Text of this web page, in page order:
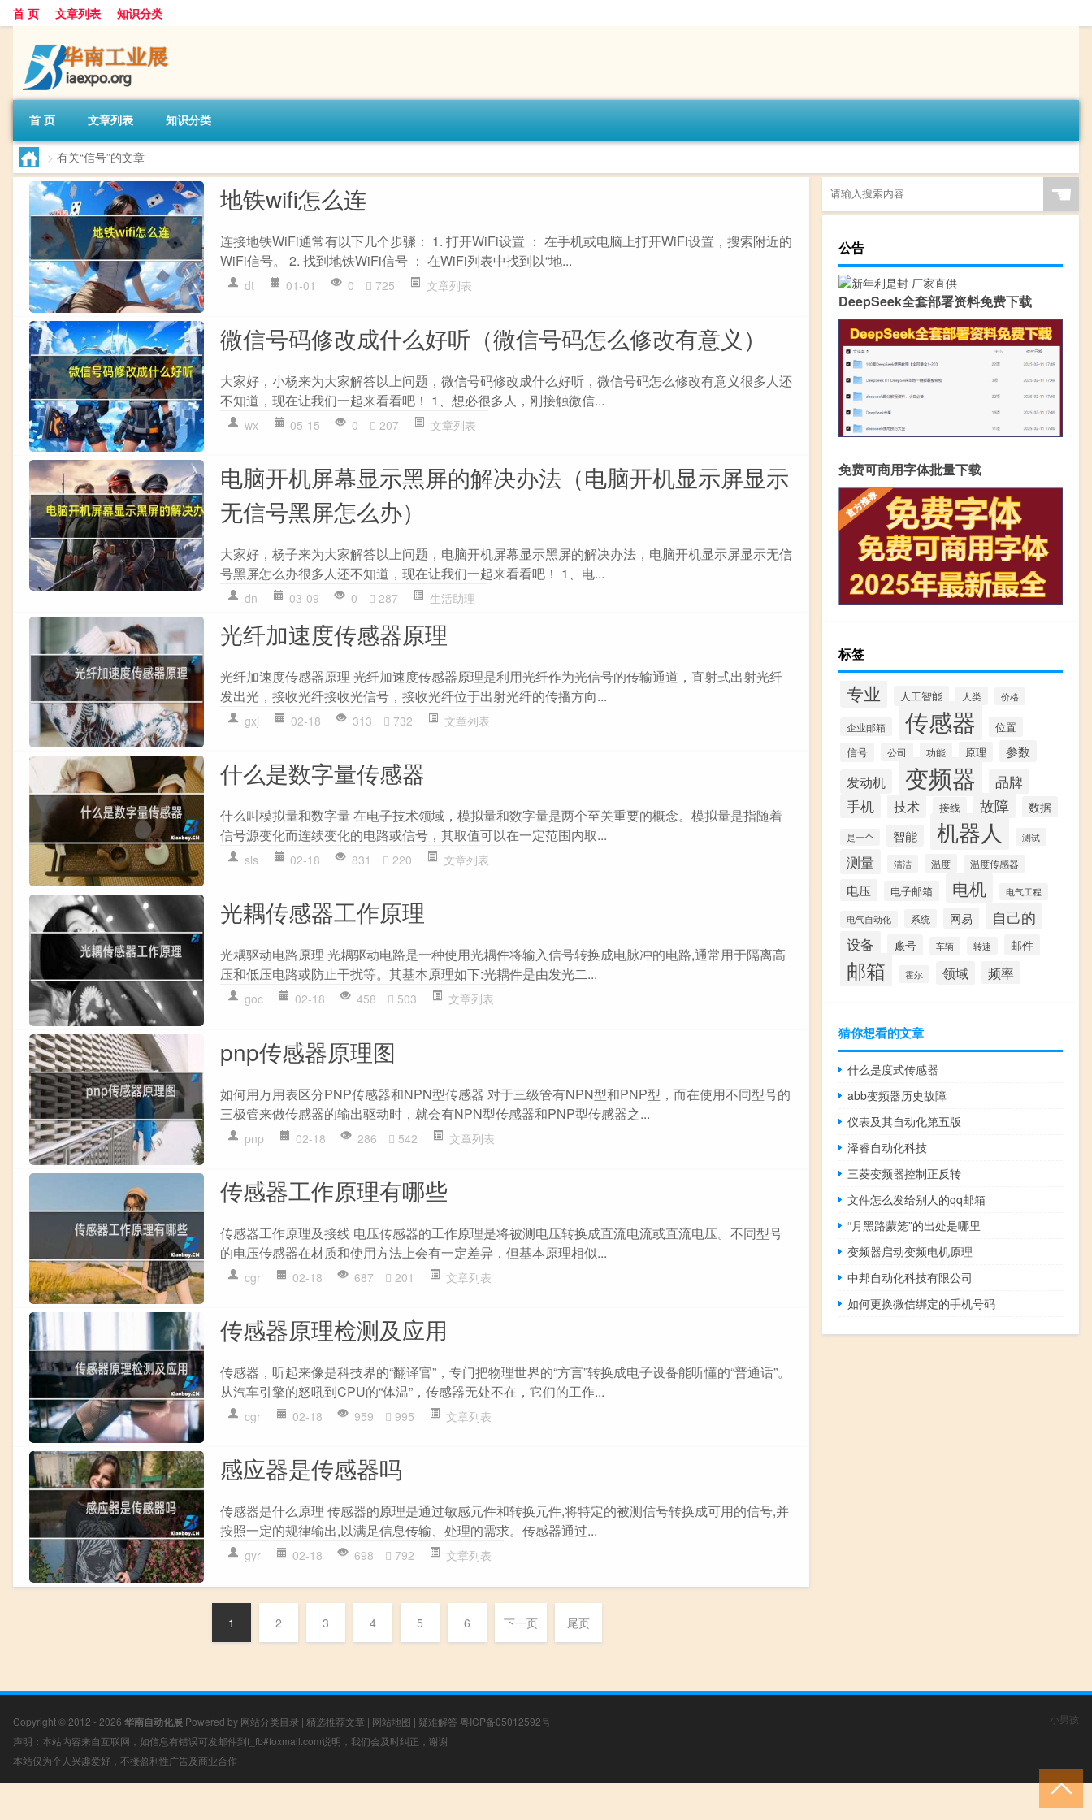
首 页 文章列表 知识分类
首 页 文章列表 知识分类
> 有关“信号”的文章
地铁wifi怎么连
连接地铁WiFi通常有以下几个步骤： 1. 打开WiFi设置 ： 在手机或电脑上打开WiFi设置，搜索附近的
WiFi信号。 2. 找到地铁WiFi信号 ： 在WiFi列表中找到以“地...
dt 01-01 0 725 文章列表
微信号码修改成什么好听（微信号码怎么修改有意义）
大家好，小杨来为大家解答以上问题，微信号码修改成什么好听，微信号码怎么修改有意义很多人还
不知道，现在让我们一起来看看吧！ 1、想必很多人，刚接触微信...
wx 05-15 0 207 文章列表
电脑开机屏幕显示黑屏的解决办法（电脑开机显示屏显示
无信号黑屏怎么办）
大家好，杨子来为大家解答以上问题，电脑开机屏幕显示黑屏的解决办法，电脑开机显示屏显示无信
号黑屏怎么办很多人还不知道，现在让我们一起来看看吧！ 1、电...
dn 03-09 0 287 生活助理
光纤加速度传感器原理
光纤加速度传感器原理 光纤加速度传感器原理是利用光纤作为光信号的传输通道，直射式出射光纤
发出光，接收光纤接收光信号，接收光纤位于出射光纤的传播方向...
gxj 02-18 313 732 文章列表
什么是数字量传感器
什么叫模拟量和数字量 在电子技术领域，模拟量和数字量是两个至关重要的概念。模拟量是指随着
信号源变化而连续变化的电路或信号，其取值可以在一定范围内取...
sls 02-18 831 220 文章列表
光耦传感器工作原理
光耦驱动电路原理 光耦驱动电路是一种使用光耦件将输入信号转换成电脉冲的电路,通常用于隔离高
压和低压电路或防止干扰等。其基本原理如下:光耦件是由发光二...
goc 02-18 458 503 文章列表
pnp传感器原理图
如何用万用表区分PNP传感器和NPN型传感器 对于三级管有NPN型和PNP型，而在使用不同型号的
三极管来做传感器的输出驱动时，就会有NPN型传感器和PNP型传感器之...
pnp 02-18 286 542 文章列表
传感器工作原理有哪些
传感器工作原理及接线 电压传感器的工作原理是将被测电压转换成直流电流或直流电压。不同型号
的电压传感器在材质和使用方法上会有一定差异，但基本原理相似...
cgr 02-18 687 201 文章列表
传感器原理检测及应用
传感器，听起来像是科技界的“翻译官”，专门把物理世界的“方言”转换成电子设备能听懂的“普通话”。
从汽车引擎的怒吼到CPU的“体温”，传感器无处不在，它们的工作...
cgr 02-18 959 995 文章列表
感应器是传感器吗
传感器是什么原理 传感器的原理是通过敏感元件和转换元件,将特定的被测信号转换成可用的信号,并
按照一定的规律输出,以满足信息传输、处理的需求。传感器通过...
gyr 02-18 698 792 文章列表
1 2 3 4 5 6 下一页 尾页
☚
公告
DeepSeek全套部署资料免费下载
免费可商用字体批量下载
标签
专业 人工智能 人类 价格
企业邮箱 传感器 位置
信号 公司 功能 原理 参数
发动机 变频器
品牌
手机
技术 接线 故障 数据
是一个 智能 机器人 测试
测量 清洁 温度 温度传感器
电压 电子邮箱 电机 电气工程
电气自动化 系统 网易 自己的
设备 账号 车辆 转速 邮件
邮箱 霍尔 领域 频率
猜你想看的文章
什么是度式传感器
abb变频器历史故障
仪表及其自动化第五版
泽睿自动化科技
三菱变频器控制正反转
文件怎么发给别人的qq邮箱
“月黑路蒙笼”的出处是哪里
变频器启动变频电机原理
中邦自动化科技有限公司
如何更换微信绑定的手机号码
Copyright © 2012 - 2026 华南自动化展 Powered by 网站分类目录 | 精选推荐文章 | 网站地图 | 疑难解答 粤ICP备05012592号
声明：本站内容来自互联网，如信息有错误可发邮件到f_fb#foxmail.com说明，我们会及时纠正，谢谢
本站仅为个人兴趣爱好，不接盈利性广告及商业合作
小男孩